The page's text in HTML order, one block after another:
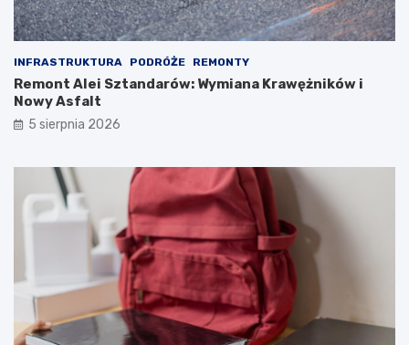
INFRASTRUKTURA PODRÓŻE REMONTY
Remont Alei Sztandarów: Wymiana Krawężników i
Nowy Asfalt
5 sierpnia 2026